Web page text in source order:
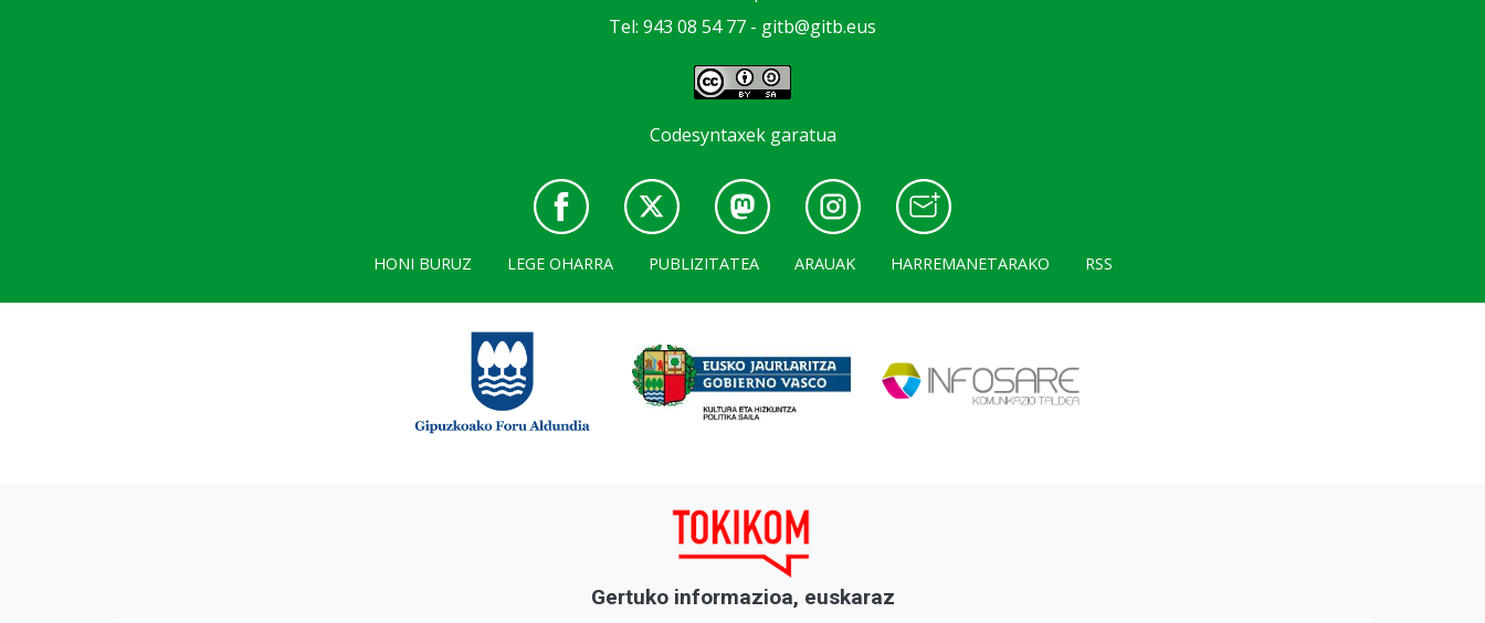
Tel: 943 08 54 77 - gitb@gitb.eus
Codesyntaxek garatua
HONI BURUZ LEGE OHARRA PUBLIZITATEA ARAUAK HARREMANETARAKO RSS
Gertuko informazioa, euskaraz